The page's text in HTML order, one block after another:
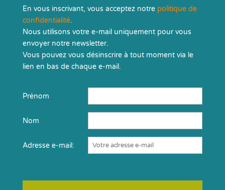
En vous inscrivant, vous acceptez notre politique de
confidentialité.
Nous utilisons votre e-mail uniquement pour vous
envoyer notre newsletter.
Vous pouvez vous désinscrire à tout moment via le
lien en bas de chaque e-mail.
Prénom
Nom
Adresse e-mail: